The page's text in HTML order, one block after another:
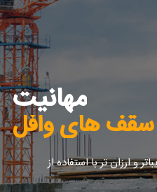
مهانیت
های وافل
و ارزان تر با استفاده از